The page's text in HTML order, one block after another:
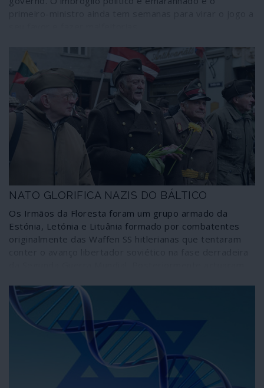
NATO GLORIFICA NAZIS DO BÁLTICO
Os Irmãos da Floresta foram um grupo armado da
Estónia, Letónia e Lituânia formado por combatentes
originalmente das Waffen SS hitlerianas que tentaram
pelos serviços secretos de grandes potências
ocidentais. Hoje, no âmbito da guerra psicológica contra
a “ameaça russa”, os Irmãos da Floresta são glorificados
como heróis num documentário hollywoodesco da NATO
no qual, porém, não couberam as suas origens e filiação